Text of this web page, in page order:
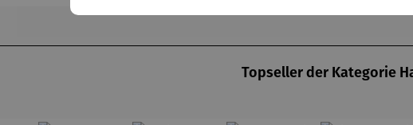
Topseller der Kategorie